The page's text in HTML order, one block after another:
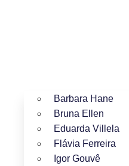
Barbara Hane
Bruna Ellen
Eduarda Villela
Flávia Ferreira
Igor Gouvê